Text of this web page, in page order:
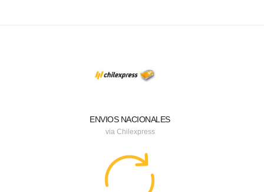
ENVIOS NACIONALES
via Chilexpress